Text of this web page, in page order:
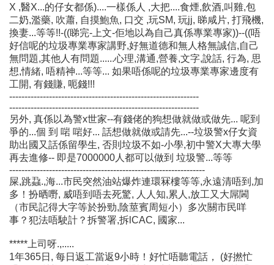
X ,醫X...的仔女都係)....一樣係人 ,大把....食煙,飲酒,叫雞,包
二奶,濫藥, 吹蕭, 自摸鮑魚, 口交 ,玩SM, 玩jj, 睇咸片, 打飛機,
換妻...等等!!-((睇完-上文-佢地以為自己真係專業專家))--((唔
好信呢的垃圾專業專家講野,好無道德和無人格無誠信,自己
無問題,其他人有問題......心理,溝通,營養,文字,說話, 行為, 思
想,情緒, 唔精神...等等... 如果唔係呢的垃圾專業專家邊度有
工開, 有錢賺, 呃錢!!!
--------------------------------------------------------------
--------------------------------------------------------------
另外, 真係以為警x世家--有錢佬的狗想做就做或做先... 呢到
爭的...個 到 啱 啱好... 話想做就做或請先...--垃圾警x仔女資
助出國又話係留學生, 否則垃圾不如-小學,初中警X大專大學
再去進修-- 即是7000000人都可以做到 垃圾警...等等
----------------------------------------------------------------
屎,跳蝨.,海...市民突然油站爆炸連環冧樓等等,永遠清唔到,加
多！扮晒嘢, 威唔到唔去死驚, 人人知,累人,放工又大屌閪
（市民記得大字等於扮勁,陰莖賓周短小）多次關市民咩
事？犯法唔駛計？拆警署,拆lCAC, 國家...
*****上司呀.,.....
1年365日, 每日返工當返9小時！好忙唔聽電話， (好撚忙